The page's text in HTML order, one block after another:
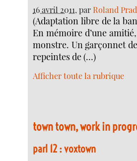
16 avril 2011, parRoland
(Adaptation libre de la
En mémoire d’une
monstre. Un garçonnet
repeintes de (…)
Afficher toute la rubrique
town town, work in
parl 12 : voxtown